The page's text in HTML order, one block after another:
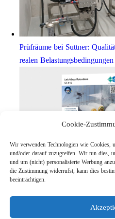
Cookie-
Wir verwenden Technologien wie Cookies,
und/oder darauf zuzugreifen. Wir tun dies,
und um (nicht) personalisierte Werbung
die Zustimmung widerrufst, kann dies
beeinträchtigen.
Prüfräume bei Suttner:
realen Belastungsbedingungen
Leichtbau-Rotordüse ST-415